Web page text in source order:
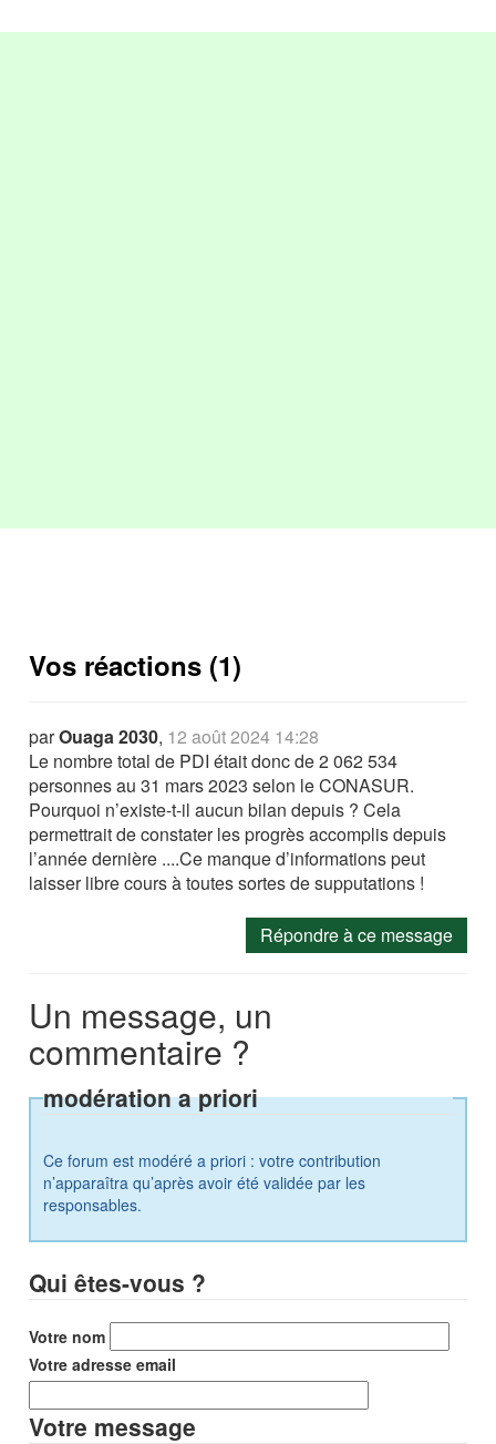
Vos réactions (1)
parOuaga 2030, 12 août 2024 14:28
Le nombre total de PDI était donc de 2 062 534
personnes au 31 mars 2023 selon le CONASUR.
Pourquoi n’existe-t-il aucun bilan depuis ? Cela
permettrait de constater les progrès accomplis depuis
l’année dernière ....Ce manque d’informations peut
laisser libre cours à toutes sortes de supputations !
Répondre à ce message
Un message, un
commentaire ?
modération a priori
Ce forum est modéré a priori : votre contribution
n’apparaîtra qu’après avoir été validée par les
responsables.
Qui êtes-vous ?
Votre nom
Votre adresse email
Votre message